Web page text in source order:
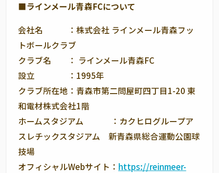
■ラインメール青森FCについて
会社名 ：株式会社 ラインメール青森フッ
トボールクラブ
クラブ名 ： ラインメール青森FC
設立 ：1995年
クラブ所在地：青森市第二問屋町四丁目1-20 東
和電材株式会社1階
ホームスタジアム ：カクヒログループア
スレチックスタジアム 新青森県総合運動公園球
技場
オフィシャルWebサイト： https://reinmeer-